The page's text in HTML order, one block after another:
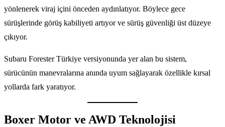
yönlenerek viraj içini önceden aydınlatıyor. Böylece gece
sürüşlerinde görüş kabiliyeti artıyor ve sürüş güvenliği üst düzeye
çıkıyor.
Subaru Forester Türkiye versiyonunda yer alan bu sistem,
sürücünün manevralarına anında uyum sağlayarak özellikle kırsal
yollarda fark yaratıyor.
Boxer Motor ve AWD Teknolojisi